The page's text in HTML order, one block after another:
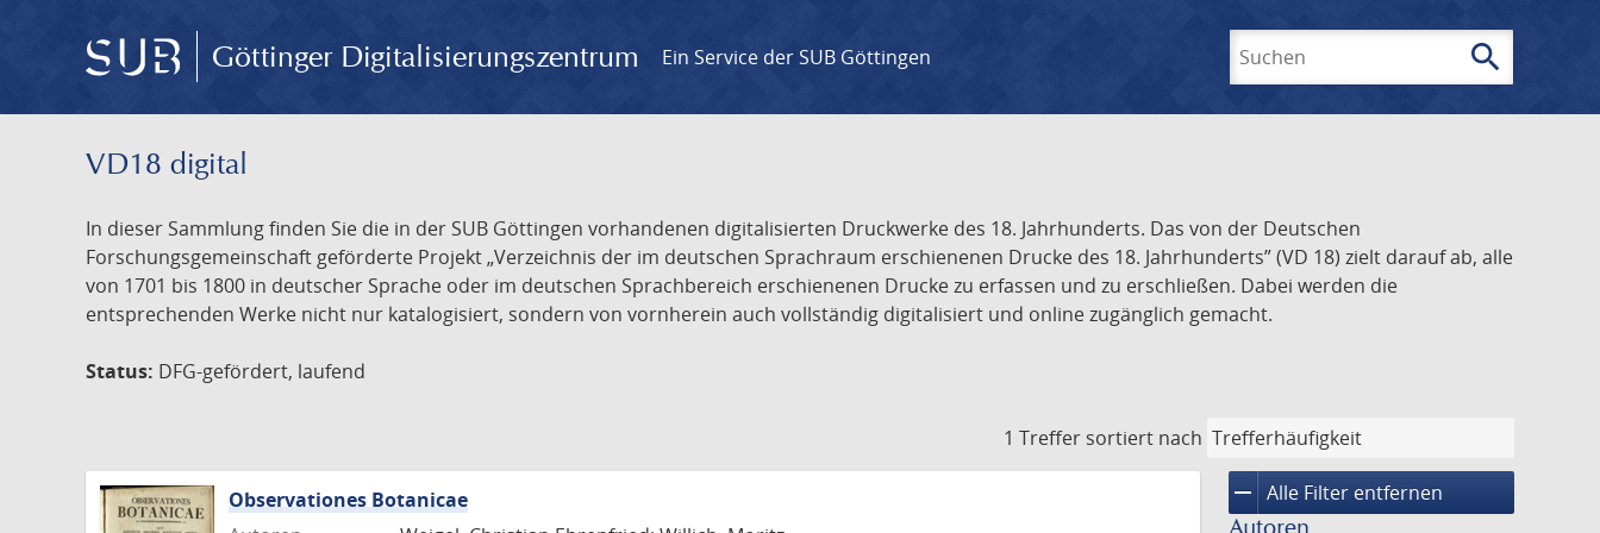
Göttinger Digitalisierungszentrum Ein Service der SUB Göttingen search
VD18 digital
In dieser Sammlung finden Sie die in der SUB Göttingen vorhandenen digitalisierten Druckwerke des 18. Jahrhunderts. Das von der Deutschen
Forschungsgemeinschaft geförderte Projekt „Verzeichnis der im deutschen Sprachraum erschienenen Drucke des 18. Jahrhunderts” (VD 18) zielt darauf ab, alle
von 1701 bis 1800 in deutscher Sprache oder im deutschen Sprachbereich erschienenen Drucke zu erfassen und zu erschließen. Dabei werden die
entsprechenden Werke nicht nur katalogisiert, sondern von vornherein auch vollständig digitalisiert und online zugänglich gemacht.
Status: DFG-gefördert, laufend
1 Treffer sortiert nach
remove Alle Filter entfernen
Observationes Botanicae